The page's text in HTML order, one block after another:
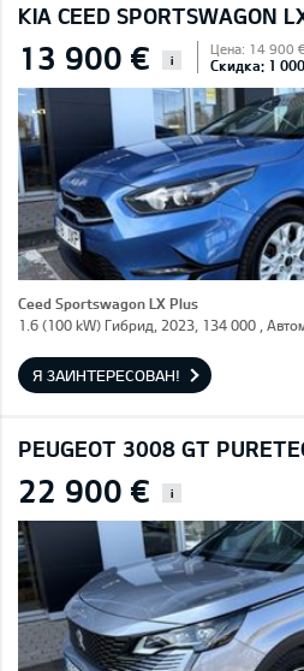
KIA CEED SPORTSWAGON
13 900 € i
Цена: 14 900 €
Скидка: 1
Ceed Sportswagon LX Plus
1.6 (100 kW) Гибрид, 2023, 134 000 ,
Я ЗАИНТЕРЕСОВАН!
PEUGEOT 3008 GT
22 900 € i